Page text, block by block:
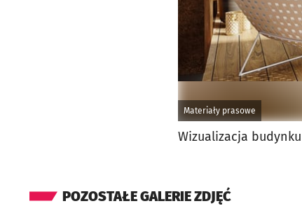
Materiały prasowe
Wizualizacja
POZOSTAŁE GALERIE ZDJĘĆ